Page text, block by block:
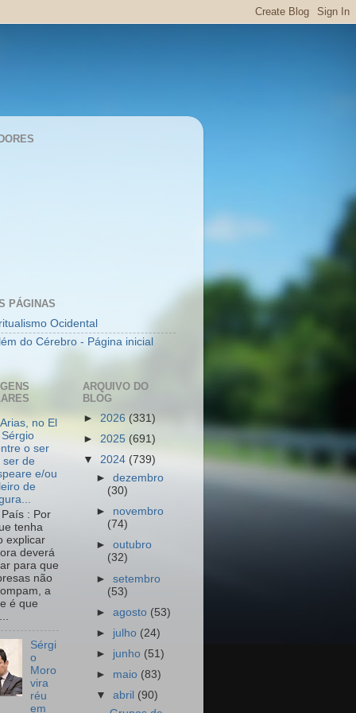
PÁGINAS
Ocidental
do Cérebro - Página inicial
no El
o ser
ser de
e/ou
de
: Por
tenha
explicar
deverá
para que
não
a
é que
Sérgi
o
Moro
vira
réu
em
ARQUIVO DO
BLOG
► 2026 (331)
► 2025 (691)
▼ 2024 (739)
►dezembro
(30)
► novembro
(74)
►outubro
(32)
►setembro
(53)
►agosto (53)
► julho (24)
► junho (51)
► maio (83)
▼abril (90)